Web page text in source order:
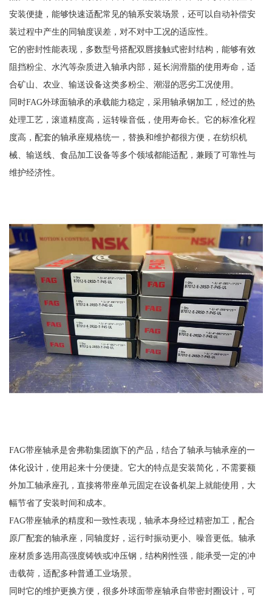
安装便捷，能够快速适配常见的轴系安装场景，还可以自动补偿安
装过程中产生的同轴度误差，对不对中工况的适应性。
它的密封性能表现，多数型号搭配双唇接触式密封结构，能够有效
阻挡粉尘、水汽等杂质进入轴承内部，延长润滑脂的使用寿命，适
合矿山、农业、输送设备这类多粉尘、潮湿的恶劣工况使用。
同时FAG外球面轴承的承载能力稳定，采用轴承钢加工，经过的热
处理工艺，滚道精度高，运转噪音低，使用寿命长。它的标准化程
度高，配套的轴承座规格统一，替换和维护都很方便，在纺织机
械、输送线、食品加工设备等多个领域都能适配，兼顾了可靠性与
维护经济性。
FAG带座轴承是舍弗勒集团旗下的产品，结合了轴承与轴承座的一
体化设计，使用起来十分便捷。它大的特点是安装简化，不需要额
外加工轴承座孔，直接将带座单元固定在设备机架上就能使用，大
幅节省了安装时间和成本。
FAG带座轴承的精度和一致性表现，轴承本身经过精密加工，配合
原厂配套的轴承座，同轴度好，运行时振动更小、噪音更低。轴承
座材质多选用高强度铸铁或冲压钢，结构刚性强，能承受一定的冲
击载荷，适配多种普通工业场景。
同时它的维护更换方便，很多外球面带座轴承自带密封圈设计，可